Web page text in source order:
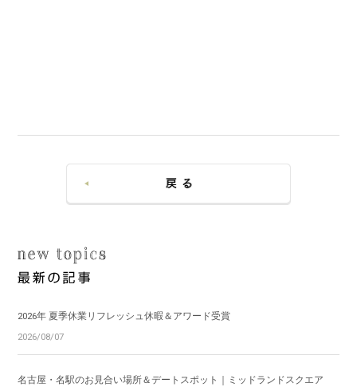
2026年 夏季休業リフレッシュ休暇＆アワード受賞
2026/08/07
名古屋・名駅のお見合い場所＆デートスポット｜ミッドランドスクエア